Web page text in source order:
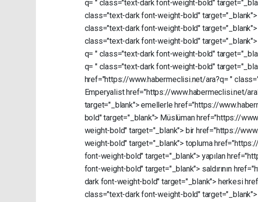
q= " class="text-darkfont-weight-bold"
class="text-darkfont-weight-bold" target="_blank">
class="text-darkfont-weight-bold" target="_blank">
class="text-darkfont-weight-bold" target="_blank">
q= " class="text-darkfont-weight-bold"
q= " class="text-darkfont-weight-bold"
href="https://www.habermeclisi.net/ara?q="
Emperyalist href="https://www.habermeclisi.net/
target="_blank">emellerle href="https://
bold"target="_blank"> Müslüman href="https://
weight-bold"target="_blank"> bir href="https://
weight-bold"target="_blank"> topluma
font-weight-bold"target="_blank"> yapılan
font-weight-bold"target="_blank"> saldırının
dark font-weight-bold"target="_blank"> herkesi
class="text-darkfont-weight-bold" target="_blank">